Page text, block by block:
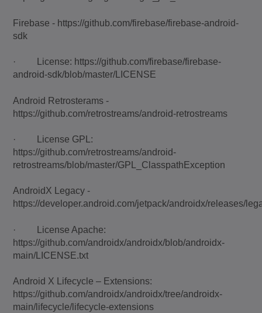
Firebase - https://github.com/firebase/firebase-android-
sdk
· License: https://github.com/firebase/firebase-
android-sdk/blob/master/LICENSE
Android Retrosterams -
https://github.com/retrostreams/android-retrostreams
· License GPL:
https://github.com/retrostreams/android-
retrostreams/blob/master/GPL_ClasspathException
AndroidX Legacy -
https://developer.android.com/jetpack/androidx/releases/
· License Apache:
https://github.com/androidx/androidx/blob/androidx-
main/LICENSE.txt
Android X Lifecycle – Extensions:
https://github.com/androidx/androidx/tree/androidx-
main/lifecycle/lifecycle-extensions